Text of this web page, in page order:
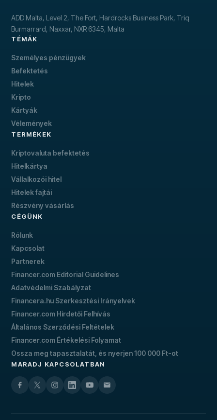
ADD Malta, Level 2, The Fort, Hardrocks Business Park, Triq
Burmarrard, Naxxar, NXR 6345, Malta
TÉMÁK
Személyes pénzügyek
Befektetés
Hitelek
Kripto
Kártyák
Vélemények
TERMÉKEK
Kriptovaluta befektetés
Hitelkártya
Vállalkozói hitel
Hitelek fajtái
Részvény vásárlás
CÉGÜNK
Rólunk
Kapcsolat
Partnerek
Financer.com Editorial Guidelines
Adatvédelmi Szabályzat
Financera.hu Szerkesztési Irányelvek
Financer.com Hirdetői Felhívás
Általános Szerződési Feltételek
Financer.com Értékelési Folyamat
Ossza meg tapasztalatát, és nyerjen 100 000 Ft-ot
MARADJ KAPCSOLATBAN